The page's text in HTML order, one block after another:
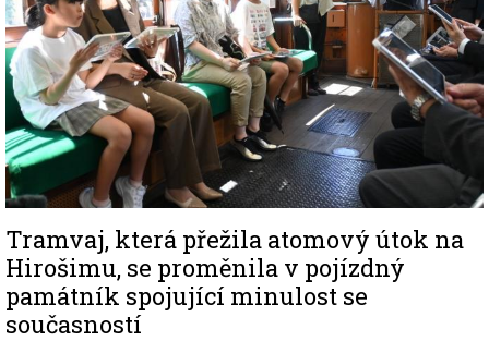
Tramvaj, která přežila atomový útok na
Hirošimu, se proměnila v pojízdný
památník spojující minulost se
současností